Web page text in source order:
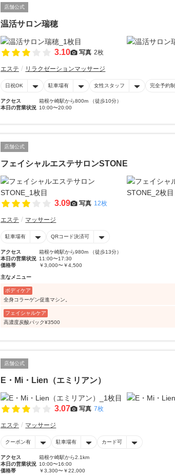
店舗公式
温活サロン瑞穂
3.10 写真 2枚
エステ リラクゼーションマッサージ
日祝OK 駐車場有 女性スタッフ 完全予約制
アクセス
箱根ケ崎駅から800m （徒歩10分）
本日の営業状況 10:00〜20:00
店舗公式
フェイシャルエステサロンSTONE
3.09 写真 12枚
エステ マッサージ
駐車場有 QRコード決済可
アクセス
箱根ケ崎駅から980m （徒歩13分）
本日の営業状況 11:00〜17:30
価格帯
￥3,000〜￥4,500
主なメニュー
ボディケア
全身コラーゲン促進マシン。
フェイシャルケア
高濃度炭酸パック¥3500
店舗公式
E・Mi・Lien（エミリアン）
3.07 写真 7枚
エステ マッサージ
クーポン有 駐車場有 カード可
アクセス
箱根ケ崎駅から2.1km
本日の営業状況 10:00〜16:00
価格帯
￥3,300〜￥22,000